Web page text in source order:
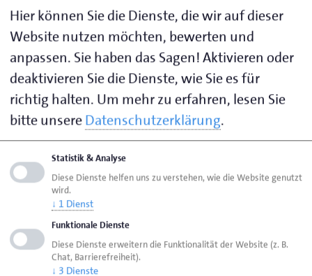
Handwerkskammer Flensburg
Johanniskirchhof 1-7
24937 Flensburg
Visitenkarte speichern (.vcf)
Seite empfehlen
Seite drucken
Seite aktualisiert am 01. Juni 2026
Hier können Sie die Dienste, die wir auf dieser
Website nutzen möchten, bewerten und
anpassen. Sie haben das Sagen! Aktivieren oder
deaktivieren Sie die Dienste, wie Sie es für
richtig halten. Um mehr zu erfahren, lesen Sie
bitte unsereDatenschutzerklärung.
Statistik & Analyse
Diese Dienste helfen uns zu verstehen, wie die Website genutzt
wird.
↓ 1 Dienst
Funktionale Dienste
Diese Dienste erweitern die Funktionalität der Website (z. B.
Chat, Barrierefreiheit).
↓ 3 Dienste